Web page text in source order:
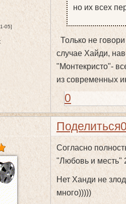
05]
но их всех
Только не
случае Хайди,
"Монтекристо"-
из современных
0
Поделиться
Согласно
"Любовь и месть"
Нет Ханди не
много)))))